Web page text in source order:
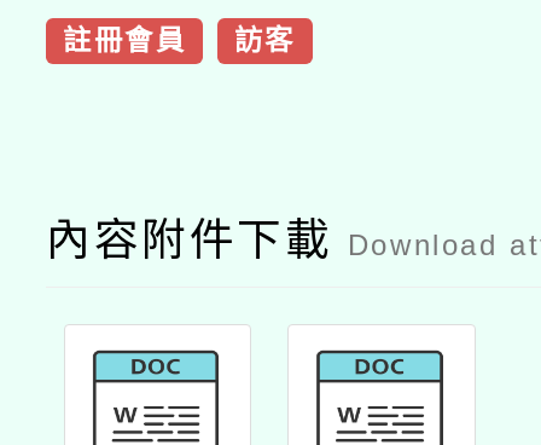
註冊會員 訪客
內容附件下載 Download